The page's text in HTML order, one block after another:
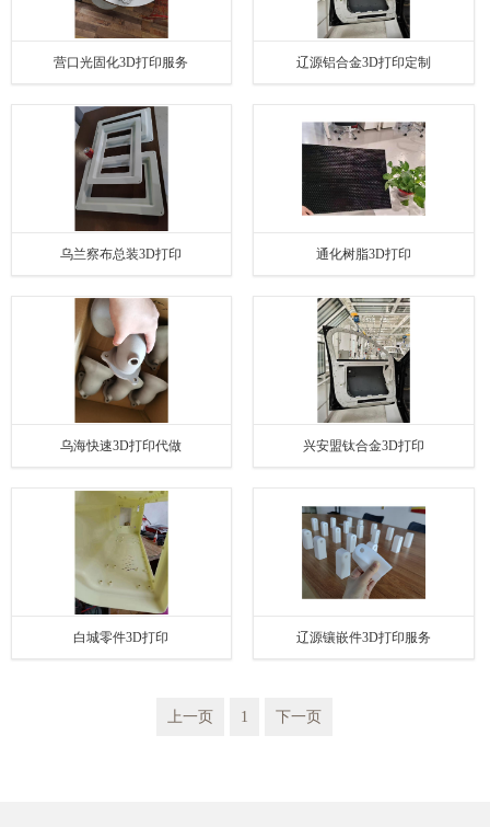
营口光固化3D打印服务 辽源铝合金3D打印定制
乌兰察布总装3D打印 通化树脂3D打印
乌海快速3D打印代做 兴安盟钛合金3D打印
白城零件3D打印 辽源镶嵌件3D打印服务
上一页 1 下一页